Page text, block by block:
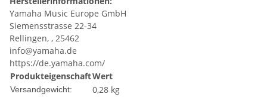
Yamaha Music Europe GmbH
Siemensstrasse 22-34
Rellingen, , 25462
info@yamaha.de
https://de.yamaha.com/
ProdukteigenschaftWert
Versandgewicht: 0,28 kg